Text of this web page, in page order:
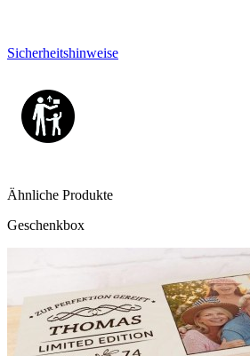
Sicherheitshinweise
Ähnliche Produkte
Geschenkbox